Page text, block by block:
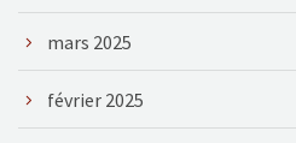
mars 2025
février 2025